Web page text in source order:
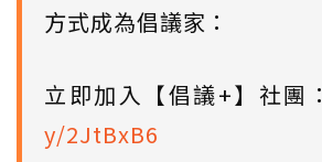
方式成為倡議家：
立即加入【倡議+】社團：
y/2JtBxB6